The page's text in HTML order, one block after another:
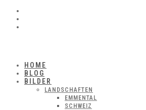
HOME
BLOG
BILDER
LANDSCHAFTEN
EMMENTAL
SCHWEIZ